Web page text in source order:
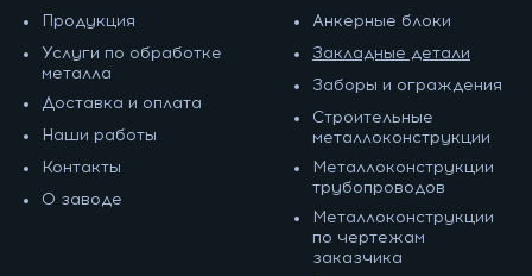
Продукция
Услуги по обработке
металла
Доставка и оплата
Наши работы
Контакты
О заводе
Анкерные блоки
Закладные детали
Заборы и ограждения
Строительные
металлоконструкции
Металлоконструкции
трубопроводов
Металлоконструкции
по чертежам
заказчика